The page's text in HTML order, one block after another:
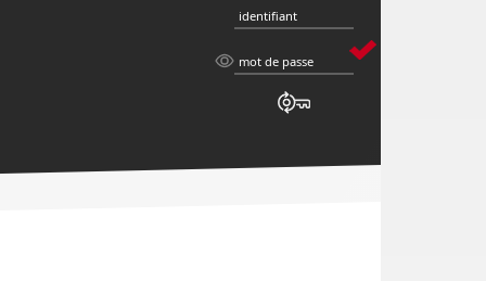
identifiant
identifiant
mot
mot de passe